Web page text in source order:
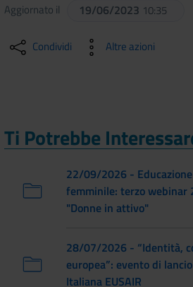
Aggiornato il 19/06/2023 10:35
Condividi Altre azioni
Ti Potrebbe
22/09/2026 -
femminile: terzo webinar
"Donne in attivo"
28/07/2026 - “Identità,
europea”: evento di
Italiana EUSAIR